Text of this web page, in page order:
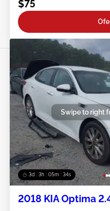
$75
3d : 3h : 05m : 31s
Swipe to right
2018 KIA Optima